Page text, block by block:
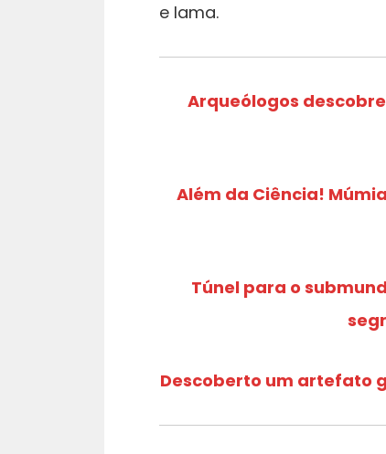
e lama.
Arqueólogos
Além da Ciência!
Túnel para o
Descoberto um artefato